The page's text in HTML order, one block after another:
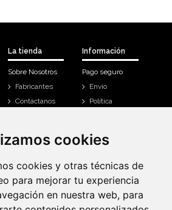
cookies
cookies y otras técnicas de
para mejorar tu experiencia
en nuestra web, para
cookies
cookies y otras técnicas de
para mejorar tu experiencia
en nuestra web, para
La tienda
Sobre Nosotros
Fabricantes
Contáctanos
Información
Pago seguro
Envío
Política
Historial de
nave 10. >